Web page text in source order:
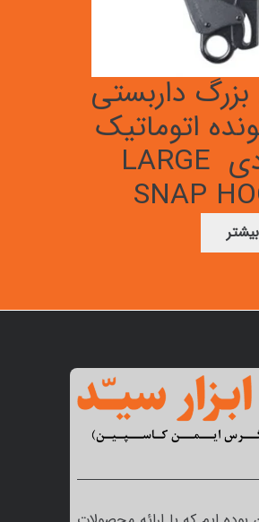
بزرگ داربستی
اتوماتیک
فولادی LARGE
SNAP